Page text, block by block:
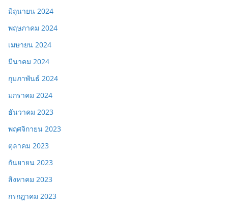
มิถุนายน 2024
พฤษภาคม 2024
เมษายน 2024
มีนาคม 2024
กุมภาพันธ์ 2024
มกราคม 2024
ธันวาคม 2023
พฤศจิกายน 2023
ตุลาคม 2023
กันยายน 2023
สิงหาคม 2023
กรกฎาคม 2023